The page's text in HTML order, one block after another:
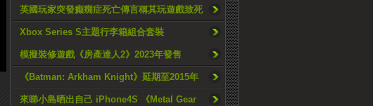
英國玩家突發癲癇症死亡傳言稱其玩遊戲致死
Xbox Series S主題行李箱組合套裝
模擬裝修遊戲《房產達人2》2023年發售
《Batman: Arkham Knight》延期至2015年
來睇小島晒出自己 iPhone4S 《Metal Gear